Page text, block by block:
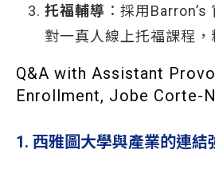
托福輔導 ：採用
對一真人線上托福課程，
Q&A with Assistant
Enrollment, Jobe Corte-
1. 西雅圖大學與產業的連結